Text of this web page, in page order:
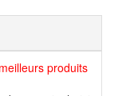
produits